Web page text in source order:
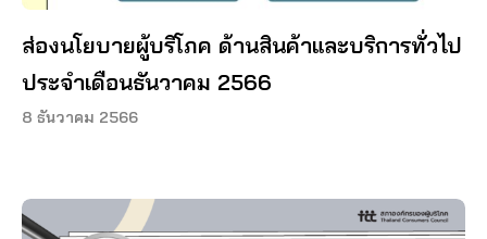
ส่องนโยบายผู้บริโภค ด้านสินค้าและบริการทั่วไป
ประจำเดือนธันวาคม 2566
8 ธันวาคม 2566